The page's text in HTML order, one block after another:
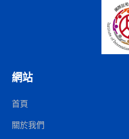
網站
首頁
關於我們